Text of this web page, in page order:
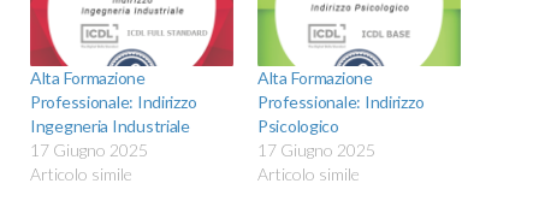
Alta Formazione
Professionale: Indirizzo
Ingegneria Industriale
17 Giugno 2025
Articolo simile
Alta Formazione
Professionale: Indirizzo
Psicologico
17 Giugno 2025
Articolo simile